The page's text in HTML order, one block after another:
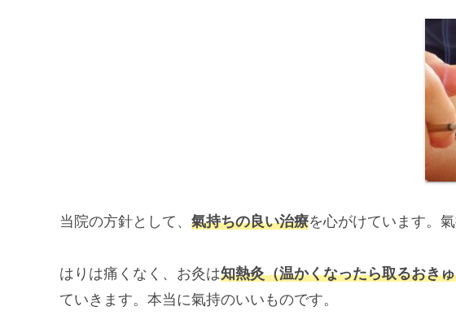
当院の方針として、 氣持ちの良い治療を心がけています。
はりは痛くなく、お灸は知熱灸（温かくなったら取るおき
ていきます。本当に氣持のいいものです。